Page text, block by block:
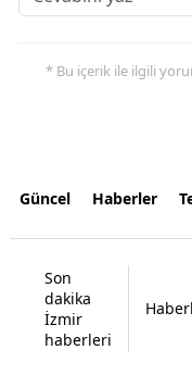
* Bu içerik ile ilgili
Güncel Haberler
Son
dakika
İzmir
haberleri